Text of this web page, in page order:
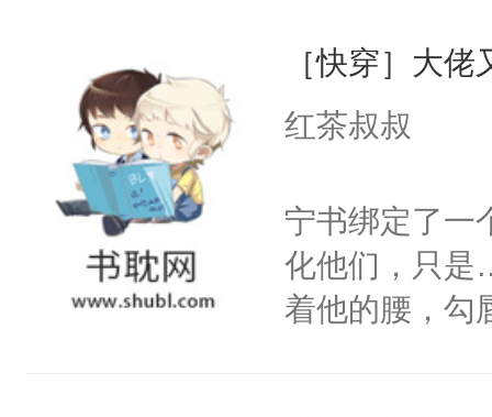
［快穿］大
红茶叔叔
宁书绑定了一
化他们，只是
着他的腰，勾